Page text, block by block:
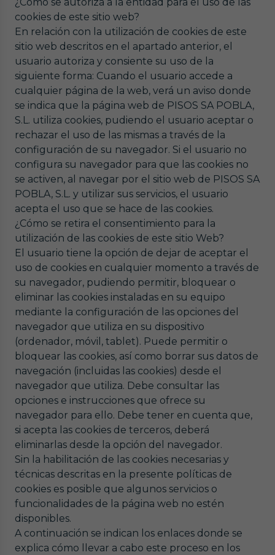
cookies de este sitio web?
En relación con la utilización de cookies de este
sitio web descritos en el apartado anterior, el
usuario autoriza y consiente su uso de la
siguiente forma: Cuando el usuario accede a
cualquier página de la web, verá un aviso donde
se indica que la página web de PISOS SA POBLA,
S.L. utiliza cookies, pudiendo el usuario aceptar o
rechazar el uso de las mismas a través de la
configuración de su navegador. Si el usuario no
configura su navegador para que las cookies no
se activen, al navegar por el sitio web de PISOS SA
POBLA, S.L. y utilizar sus servicios, el usuario
acepta el uso que se hace de las cookies.
¿Cómo se retira el consentimiento para la
utilización de las cookies de este sitio Web?
El usuario tiene la opción de dejar de aceptar el
uso de cookies en cualquier momento a través de
su navegador, pudiendo permitir, bloquear o
eliminar las cookies instaladas en su equipo
mediante la configuración de las opciones del
navegador que utiliza en su dispositivo
(ordenador, móvil, tablet). Puede permitir o
bloquear las cookies, así como borrar sus datos de
navegación (incluidas las cookies) desde el
navegador que utiliza. Debe consultar las
opciones e instrucciones que ofrece su
navegador para ello. Debe tener en cuenta que,
si acepta las cookies de terceros, deberá
eliminarlas desde la opción del navegador.
Sin la habilitación de las cookies necesarias y
técnicas descritas en la presente políticas de
cookies es posible que algunos servicios o
funcionalidades de la página web no estén
disponibles.
A continuación se indican los enlaces donde se
explica cómo llevar a cabo este proceso en los